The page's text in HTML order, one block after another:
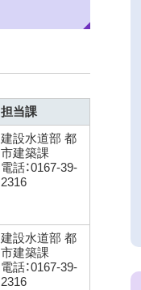
担当課
建設水道部 都
市建築課
電話：0167-39-
2316
建設水道部 都
市建築課
電話：0167-39-
2316